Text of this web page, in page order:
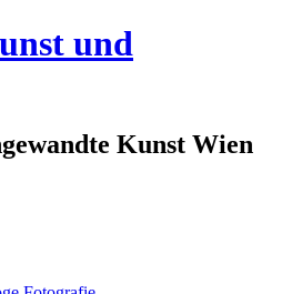
und
Kunst Wien